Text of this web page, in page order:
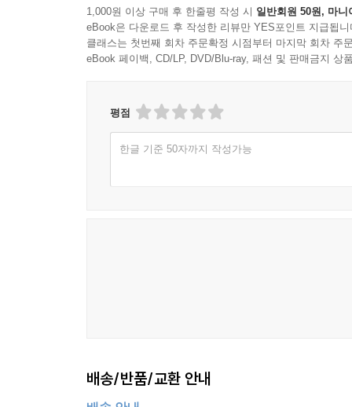
1,000원 이상 구매 후 한줄평 작성 시 일반회원 50원, 마니
eBook은 다운로드 후 작성한 리뷰만 YES포인트 지급됩니
클래스는 첫번째 회차 주문확정 시점부터 마지막 회차 주
eBook 페이백, CD/LP, DVD/Blu-ray, 패션 및 판매금지 상
평점
한글 기준 50자까지 작성가능
배송/반품/교환 안내